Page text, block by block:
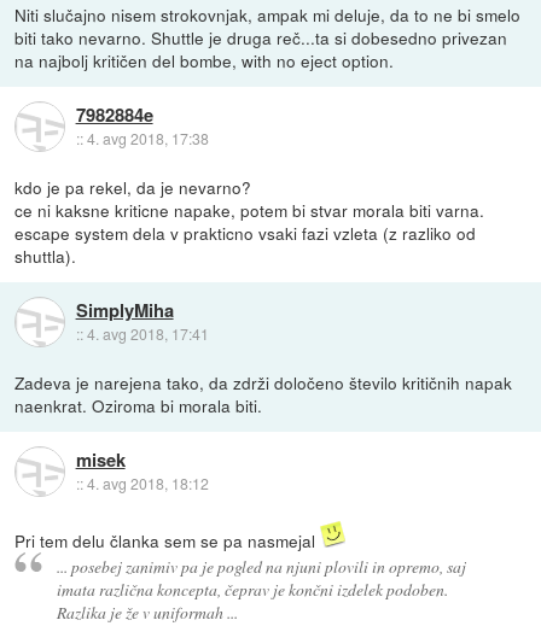
Niti slučajno nisem strokovnjak, ampak mi deluje, da to ne bi smelo
biti tako nevarno. Shuttle je druga reč...ta si dobesedno privezan
na najbolj kritičen del bombe, with no eject option.
7982884e
::4. avg 2018, 17:38
kdo je pa rekel, da je nevarno?
ce ni kaksne kriticne napake, potem bi stvar morala biti varna.
escape system dela v prakticno vsaki fazi vzleta (z razliko od
shuttla).
SimplyMiha
::4. avg 2018, 17:41
Zadeva je narejena tako, da zdrži določeno število kritičnih napak
naenkrat. Oziroma bi morala biti.
misek
::4. avg 2018, 18:12
Pri tem delu članka sem se pa nasmejal
... posebej zanimiv pa je pogled na njuni plovili in opremo, saj
imata različna koncepta, čeprav je končni izdelek podoben.
Razlika je že v uniformah ...